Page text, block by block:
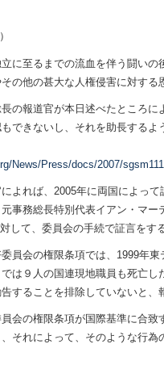
）
に至るまでの流血を伴う闘いの
の他の甚大な人権侵害に対する
の報道官が本日述べたところ
できないし、それを助長する
News/Press/docs/2007/
よれば、2005年に両国によっ
事務総長特別代表イアン・マ
て、委員会の手続で証言をす
員会の権限条項では、1999年
は９人の国連現地職員も死亡
することを排除していないと、
会の権限条項が国際基準に合
それによって、そのような行